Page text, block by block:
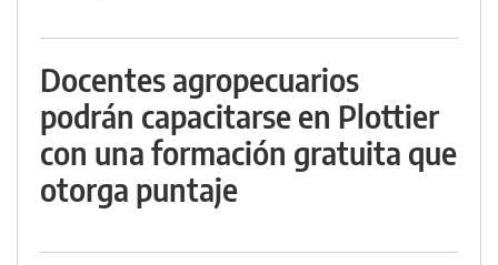
Docentes agropecuarios
podrán capacitarse en Plottier
con una formación gratuita que
otorga puntaje